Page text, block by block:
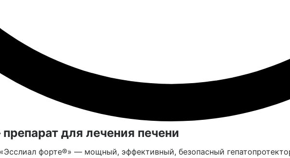
для лечения печени
форте®» — мощный, эффективный, безопасный